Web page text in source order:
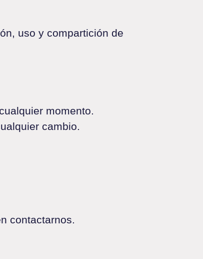
uso y compartición de
momento.
cambio.
contactarnos.